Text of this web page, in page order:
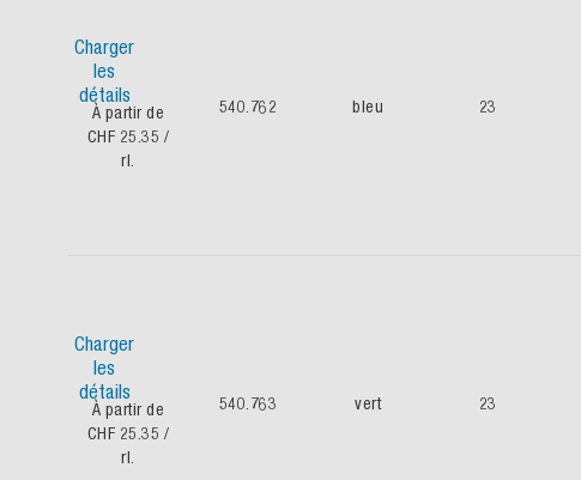
Charger
les
détails
À partir de
CHF 25.35 /
rl.
540.762 bleu 23
Charger
les
détails
À partir de
CHF 25.35 /
rl.
540.763 vert 23